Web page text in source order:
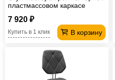
пластмассовом каркасе
7 920 ₽
В корзину
Купить в 1 клик